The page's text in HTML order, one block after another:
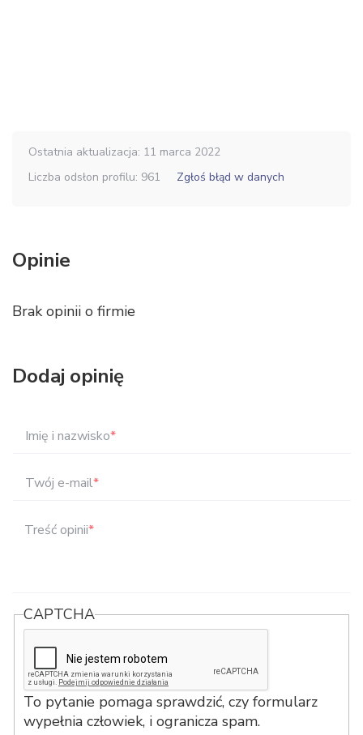
Ostatnia aktualizacja: 11 marca 2022
Liczba odsłon profilu: 961
Zgłoś błąd w danych
Opinie
Brak opinii o firmie
Dodaj opinię
Imię i nazwisko*
Twój e-mail*
Treść opinii*
CAPTCHA
To pytanie pomaga sprawdzić, czy formularz
wypełnia człowiek, i ogranicza spam.